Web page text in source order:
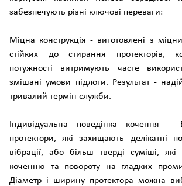
забезпечують різні ключові переваги:
Міцна конструкція - виготовлені з
стійких до стирання протекторів,
потужності витримують часте
змішані умови підлоги. Результат -
тривалий термін служби.
Індивідуальна поведінка кочення -
протектори, які захищають делікатні
вібрації, або більш тверді суміші, які
коченню та повороту на гладких
Діаметр і ширину протектора можна